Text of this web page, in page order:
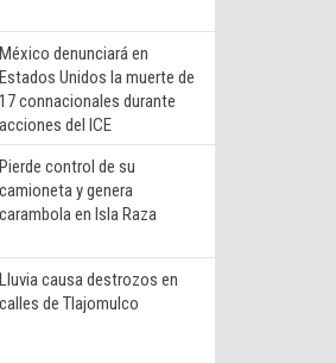
México denunciará en
Estados Unidos la muerte de
17 connacionales durante
acciones del ICE
Pierde control de su
camioneta y genera
carambola en Isla Raza
Lluvia causa destrozos en
calles de Tlajomulco